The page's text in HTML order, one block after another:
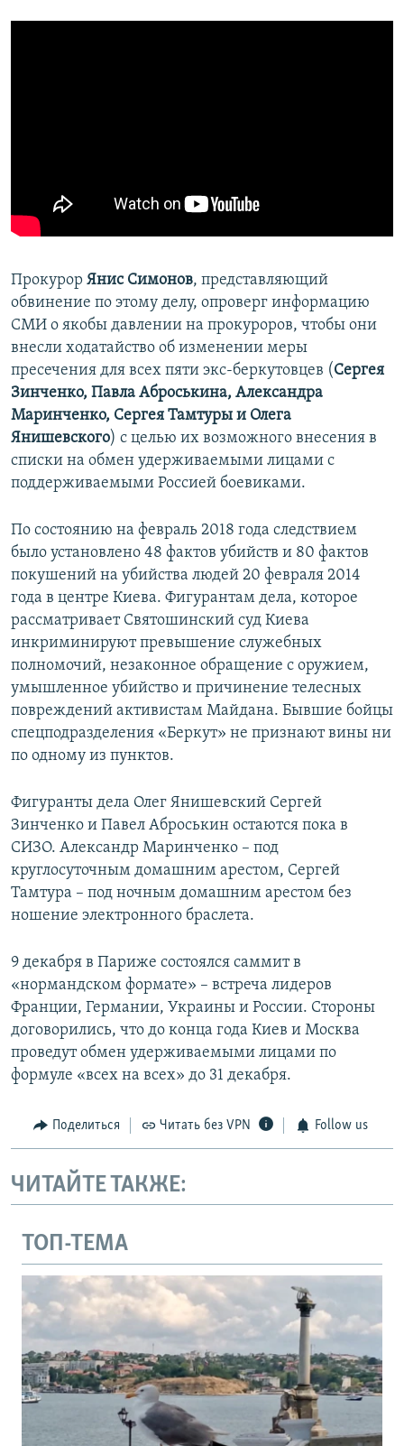
Прокурор Янис Симонов, представляющий
обвинение по этому делу, опроверг информацию
СМИ о якобы давлении на прокуроров, чтобы они
внесли ходатайство об изменении меры
пресечения для всех пяти экс-беркутовцев (Сергея
Зинченко, Павла Аброськина, Александра
Маринченко, Сергея Тамтуры и Олега
Янишевского) с целью их возможного внесения в
списки на обмен удерживаемыми лицами с
поддерживаемыми Россией боевиками.
По состоянию на февраль 2018 года следствием
было установлено 48 фактов убийств и 80 фактов
покушений на убийства людей 20 февраля 2014
года в центре Киева. Фигурантам дела, которое
рассматривает Святошинский суд Киева
инкриминируют превышение служебных
полномочий, незаконное обращение с оружием,
умышленное убийство и причинение телесных
повреждений активистам Майдана. Бывшие бойцы
спецподразделения «Беркут» не признают вины ни
по одному из пунктов.
Фигуранты дела Олег Янишевский Сергей
Зинченко и Павел Аброськин остаются пока в
СИЗО. Александр Маринченко – под
круглосуточным домашним арестом, Сергей
Тамтура – под ночным домашним арестом без
ношение электронного браслета.
9 декабря в Париже состоялся саммит в
«нормандском формате» – встреча лидеров
Франции, Германии, Украины и России. Стороны
договорились, что до конца года Киев и Москва
проведут обмен удерживаемыми лицами по
формуле «всех на всех» до 31 декабря.
Поделиться Читать без VPN Follow us
ЧИТАЙТЕ ТАКЖЕ:
ТОП-ТЕМА